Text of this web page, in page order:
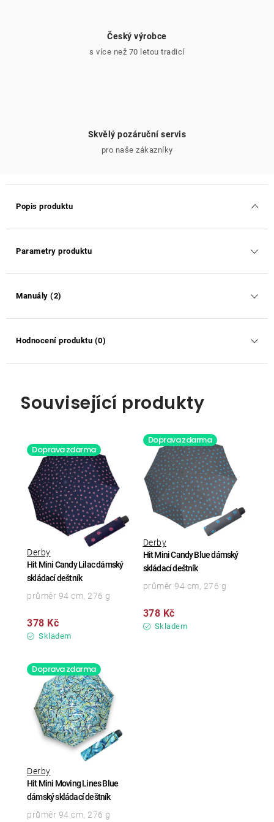
Český výrobce
s více než 70 letou tradicí
Skvělý pozáruční servis
pro naše zákazníky
Popis produktu
Parametry produktu
Manuály (2)
Hodnocení produktu (0)
Související produkty
Doprava zdarma
Hit Mini Candy Lilac dámský
skládací deštník
Derby
Skladem
378 Kč
průměr 94 cm, 276 g
Doprava zdarma
Hit Mini Candy Blue dámský
skládací deštník
Derby
Skladem
378 Kč
průměr 94 cm, 276 g
Doprava zdarma
Hit Mini Moving Lines Blue
dámský skládací deštník
Derby
průměr 94 cm, 276 g